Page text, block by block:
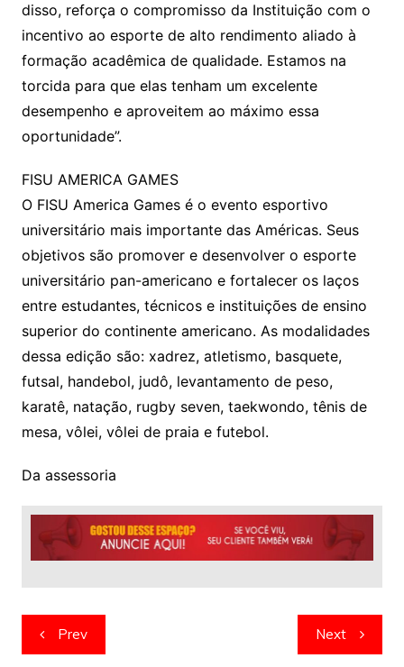
disso, reforça o compromisso da Instituição com o
incentivo ao esporte de alto rendimento aliado à
formação acadêmica de qualidade. Estamos na
torcida para que elas tenham um excelente
desempenho e aproveitem ao máximo essa
oportunidade”.
FISU AMERICA GAMES
O FISU America Games é o evento esportivo
universitário mais importante das Américas. Seus
objetivos são promover e desenvolver o esporte
universitário pan-americano e fortalecer os laços
entre estudantes, técnicos e instituições de ensino
superior do continente americano. As modalidades
dessa edição são: xadrez, atletismo, basquete,
futsal, handebol, judô, levantamento de peso,
karatê, natação, rugby seven, taekwondo, tênis de
mesa, vôlei, vôlei de praia e futebol.
Da assessoria
Navegação
de
Prev Next